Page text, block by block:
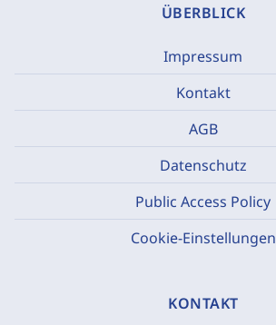
ÜBERBLICK
Impressum
Kontakt
AGB
Datenschutz
Public Access Policy
Cookie-Einstellungen
KONTAKT